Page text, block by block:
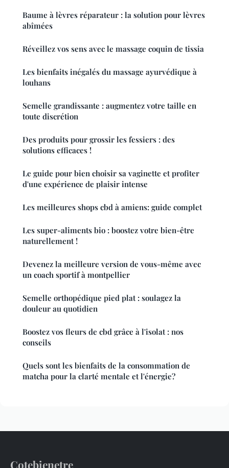
Baume à lèvres réparateur : la solution pour lèvres
abîmées
Réveillez vos sens avec le massage coquin de tissia
Les bienfaits inégalés du massage ayurvédique à
louhans
Semelle grandissante : augmentez votre taille en
toute discrétion
Des produits pour grossir les fessiers : des
solutions efficaces !
Le guide pour bien choisir sa vaginette et profiter
d'une expérience de plaisir intense
Les meilleures shops cbd à amiens: guide complet
Les super-aliments bio : boostez votre bien-être
naturellement !
Devenez la meilleure version de vous-même avec
un coach sportif à montpellier
Semelle orthopédique pied plat : soulagez la
douleur au quotidien
Boostez vos fleurs de cbd grâce à l'isolat : nos
conseils
Quels sont les bienfaits de la consommation de
matcha pour la clarté mentale et l'énergie?
Cotebienetre